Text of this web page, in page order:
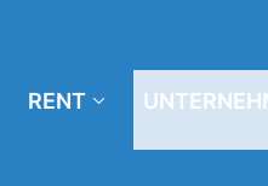
RENT